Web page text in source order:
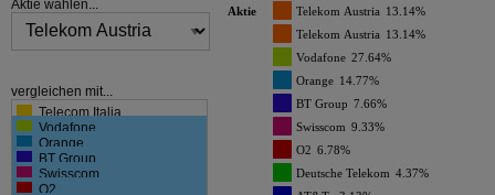
Aktie wählen...
vergleichen mit...
Telecom Italia
Vodafone
Orange
BT Group
Swisscom
O2
Aktie Telekom Austria 13.14%
Telekom Austria 13.14%
Vodafone 27.64%
Orange 14.77%
BT Group 7.66%
Swisscom 9.33%
O2 6.78%
Deutsche Telekom 4.37%